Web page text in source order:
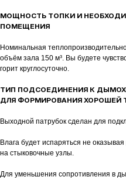
МОЩНОСТЬ ТОПКИ И
ПОМЕЩЕНИЯ
Номинальная
объём зала 150 м³. Вы будете
горит круглосуточно.
ТИП ПОДСОЕДИНЕНИЯ К
ДЛЯ ФОРМИРОВАНИЯ ХОРОШЕЙ
Выходной патрубок сделан для
Влага будет испаряться не
на стыковочные узлы.
Для уменьшения сопротивления в